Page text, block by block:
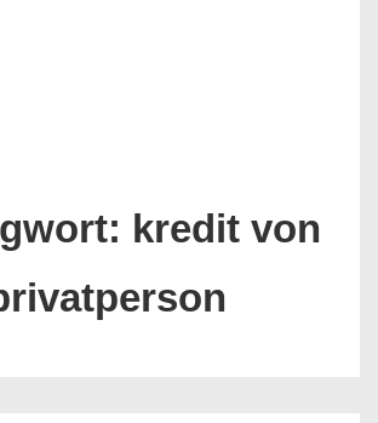
kredit von